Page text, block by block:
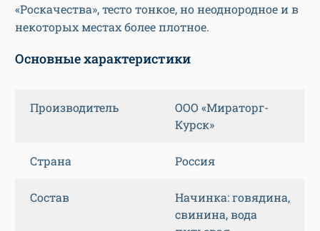
«Роскачества», тесто тонкое, но неоднородное и в
некоторых местах более плотное.
Основные характеристики
Производитель
ООО «Мираторг-
Курск»
Страна Россия
Состав
Начинка: говядина,
свинина, вода